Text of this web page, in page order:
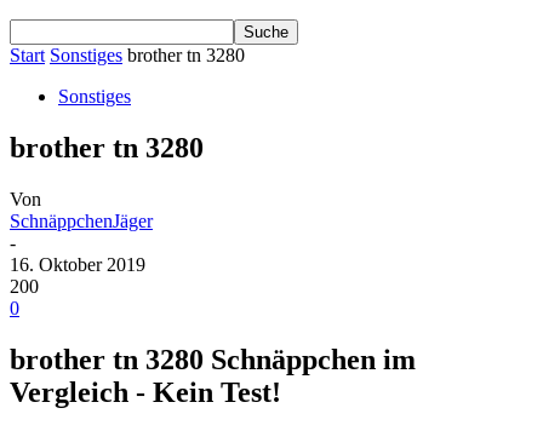
Start Sonstiges brother tn 3280
Sonstiges
brother tn 3280
Von
SchnäppchenJäger
-
16. Oktober 2019
200
0
brother tn 3280 Schnäppchen im
Vergleich - Kein Test!